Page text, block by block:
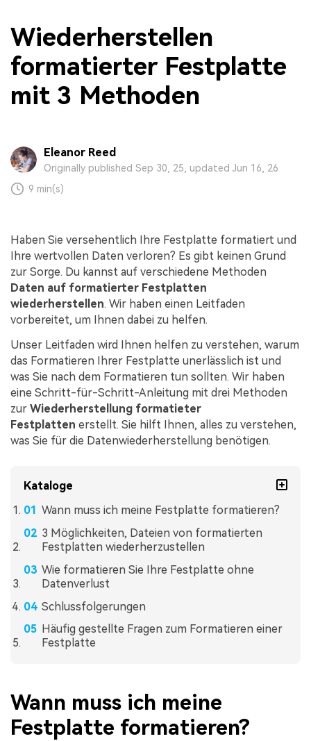
Wiederherstellen
formatierter Festplatte
mit 3 Methoden
Eleanor Reed
Originally published Sep 30, 25, updated Jun 16, 26
9 min(s)
Haben Sie versehentlich Ihre Festplatte formatiert und
Ihre wertvollen Daten verloren? Es gibt keinen Grund
zur Sorge. Du kannst auf verschiedene Methoden
Daten auf formatierter Festplatten
wiederherstellen. Wir haben einen Leitfaden
vorbereitet, um Ihnen dabei zu helfen.
Unser Leitfaden wird Ihnen helfen zu verstehen, warum
das Formatieren Ihrer Festplatte unerlässlich ist und
was Sie nach dem Formatieren tun sollten. Wir haben
eine Schritt-für-Schritt-Anleitung mit drei Methoden
zur Wiederherstellung formatieter
Festplatten erstellt. Sie hilft Ihnen, alles zu verstehen,
was Sie für die Datenwiederherstellung benötigen.
Kataloge
Wann muss ich meine Festplatte formatieren?
3 Möglichkeiten, Dateien von formatierten
Festplatten wiederherzustellen
Wie formatieren Sie Ihre Festplatte ohne
Datenverlust
Schlussfolgerungen
Häufig gestellte Fragen zum Formatieren einer
Festplatte
Wann muss ich meine
Festplatte formatieren?